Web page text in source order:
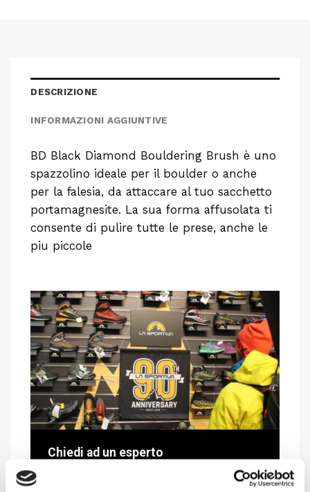
Chiedi ad un esperto
DESCRIZIONE
INFORMAZIONI AGGIUNTIVE
BD Black Diamond Bouldering Brush è uno
spazzolino ideale per il boulder o anche
per la falesia, da attaccare al tuo sacchetto
portamagnesite. La sua forma affusolata ti
consente di pulire tutte le prese, anche le
piu piccole